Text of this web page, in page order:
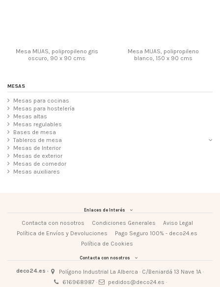
Mesa MIJAS, polipropileno gris
oscuro, 90 x 90 cms
Mesa MIJAS, polipropileno
blanco, 150 x 90 cms
MESAS
Mesas para cocinas
Mesas para hostelería
Mesas altas
Mesas regulables
Bases de mesa
Tableros de mesa
Mesas de Interior
Mesas de exterior
Mesas de comedor
Mesas auxiliares
Enlaces de Interés
Contacta con nosotros Condiciones Generales
Aviso Legal
Política de Envíos y Devoluciones
Pago Seguro 100% - deco24.es
Política de Cookies
Contacta con nosotros
deco24.es ·
Polígono Industrial La Alberca · C/Beniardá 13 Nave 1A ·
616968987 ·
pedidos@deco24.es ·